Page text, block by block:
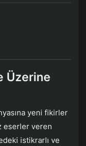
Üzerine
yeni fikirler
eserler veren
istikrarlı ve